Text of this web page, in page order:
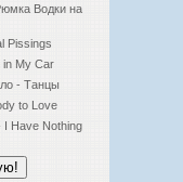
Водки на
Pissings
in My Car
- Танцы
to Love
I Have Nothing